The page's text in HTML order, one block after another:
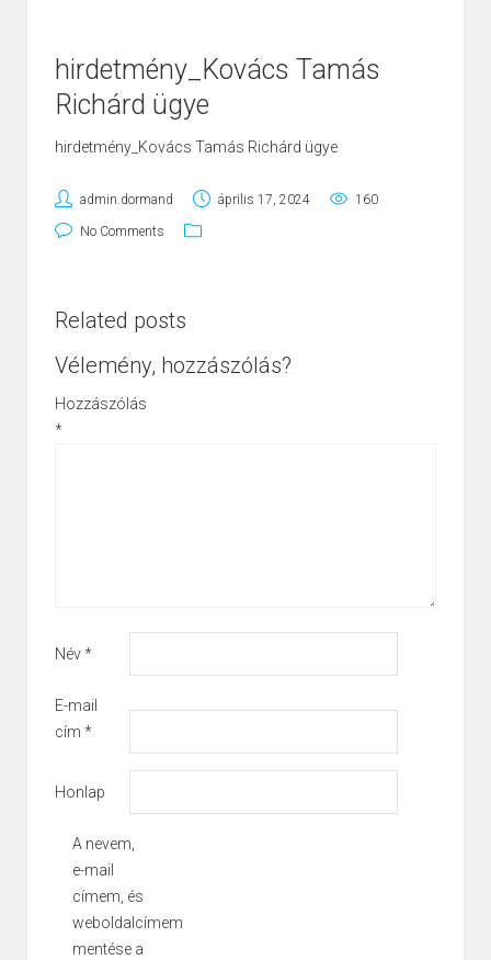
hirdetmény_Kovács Tamás
Richárd ügye
hirdetmény_Kovács Tamás Richárd ügye
admin.dormand április 17, 2024 160
No Comments
Related posts
Vélemény, hozzászólás?
Hozzászólás
*
Név*
E-mail
cím *
Honlap
A nevem,
e-mail
címem, és
weboldalcímem
mentése a